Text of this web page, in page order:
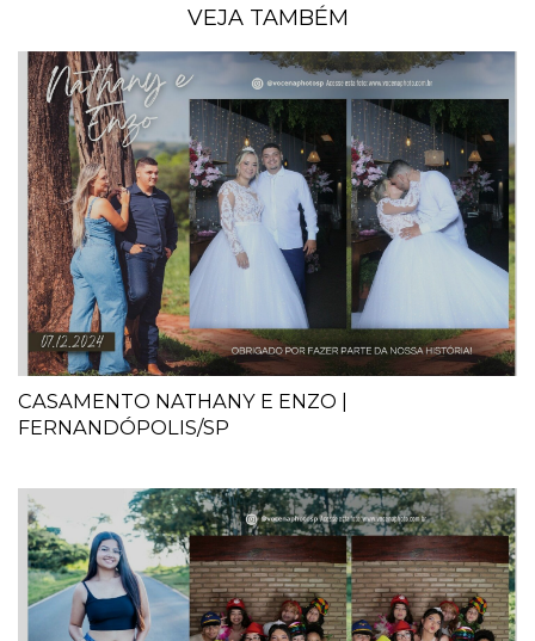
VEJA TAMBÉM
CASAMENTO NATHANY E ENZO |
FERNANDÓPOLIS/SP